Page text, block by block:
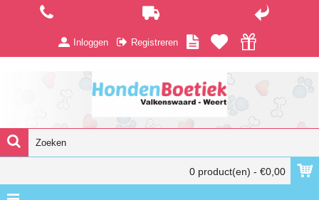
Inloggen Registreren
0 product(en) - €0,00